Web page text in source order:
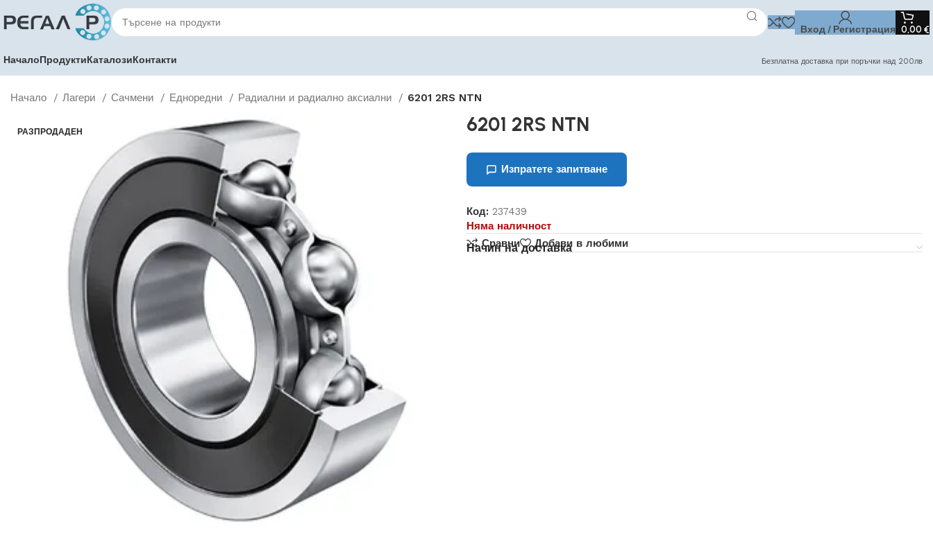
Вход / Регистрация 0,00 €
НачалоПродуктиКаталозиКонтакти Безплатна доставка при поръчки над 200лв
Начало Лагери Сачмени Едноредни Радиални и радиално аксиални 6201 2RS NTN
РАЗПРОДАДЕН 6201 2RS NTN
Изпратете запитване
Код: 237439
Няма наличност
Сравни
Добави в любими
Начин на доставка